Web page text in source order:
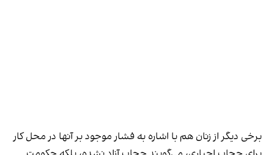
برخی دیگر از زنان هم با اشاره به فشار موجود بر آنها در محل کار